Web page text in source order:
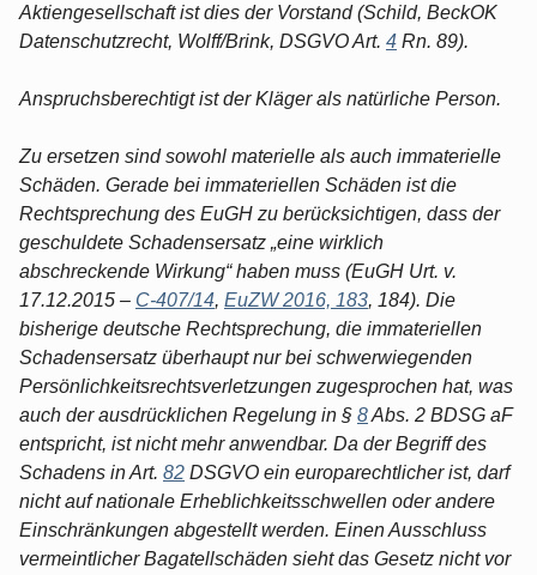
Aktiengesellschaft ist dies der Vorstand (Schild, BeckOK
Datenschutzrecht, Wolff/Brink, DSGVO Art. 4 Rn. 89).
Anspruchsberechtigt ist der Kläger als natürliche Person.
Zu ersetzen sind sowohl materielle als auch immaterielle
Schäden. Gerade bei immateriellen Schäden ist die
Rechtsprechung des EuGH zu berücksichtigen, dass der
geschuldete Schadensersatz „eine wirklich
abschreckende Wirkung“ haben muss (EuGH Urt. v.
17.12.2015 – C-407/14, EuZW 2016, 183, 184). Die
bisherige deutsche Rechtsprechung, die immateriellen
Schadensersatz überhaupt nur bei schwerwiegenden
Persönlichkeitsrechtsverletzungen zugesprochen hat, was
auch der ausdrücklichen Regelung in § 8Abs. 2 BDSG aF
entspricht, ist nicht mehr anwendbar. Da der Begriff des
Schadens in Art. 82 DSGVO ein europarechtlicher ist, darf
nicht auf nationale Erheblichkeitsschwellen oder andere
Einschränkungen abgestellt werden. Einen Ausschluss
vermeintlicher Bagatellschäden sieht das Gesetz nicht vor